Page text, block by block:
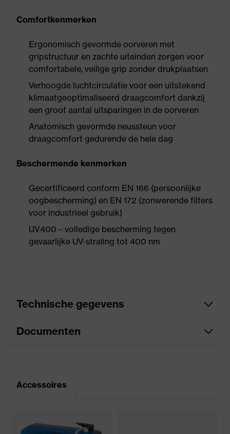
Comfortkenmerken
Ergonomisch gevormde oorveren met
gripstructuur en zachte uiteinden zorgen voor
comfortabele, veilige grip zonder drukplaatsen
Verhoogde luchtcirculatie voor een uitstekend
klimaatgeoptimaliseerd draagcomfort dankzij
een groot aantal uitsparingen in de oorveren
Anatomisch gevormde neussteun voor
draagcomfort gedurende de hele dag
Beschermende kenmerken
Gecertificeerd conform EN 166 (persoonlijke
oogbescherming) en EN 172 (zonwerende filters
voor industrieel gebruik)
UV400 – volledige bescherming tegen
gevaarlijke UV-straling tot 400 nm
Technische gegevens
Marketingkleur
Documenten
conformiteitsverklaringen
Accessoires